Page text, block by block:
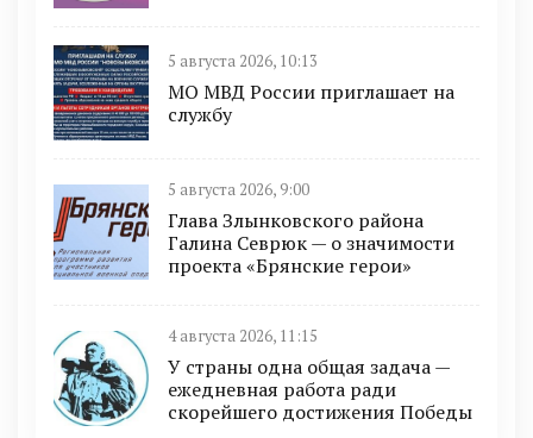
5 августа 2026, 10:13
МО МВД России приглашает на
службу
5 августа 2026, 9:00
Глава Злынковского района
Галина Севрюк — о значимости
проекта «Брянские герои»
4 августа 2026, 11:15
У страны одна общая задача —
ежедневная работа ради
скорейшего достижения Победы